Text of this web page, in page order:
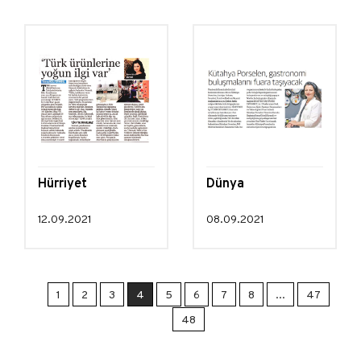
Hürriyet
12.09.2021
Dünya
08.09.2021
1 2 3 4 5 6 7 8 ...
47
48